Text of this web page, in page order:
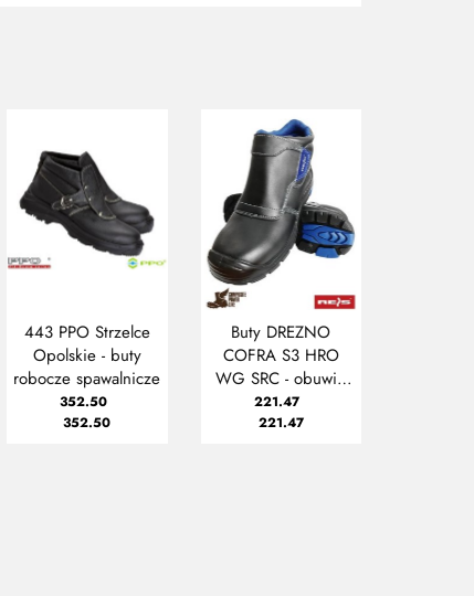
443 PPO Strzelce
Opolskie - buty
robocze spawalnicze
352.50
352.50
Buty DREZNO
COFRA S3 HRO
WG SRC - obuwie
spawalnicze
221.47
221.47